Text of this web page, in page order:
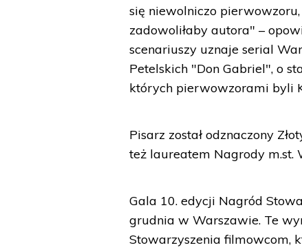
się niewolniczo
zadowoliłaby autora" –
scenariuszy uznaje serial
Petelskich "Don Gabriel", o
których pierwowzorami byli
Pisarz został odznaczony
też laureatem Nagrody m.st.
Gala 10. edycji Nagród
grudnia w Warszawie. Te
Stowarzyszenia filmowcom,